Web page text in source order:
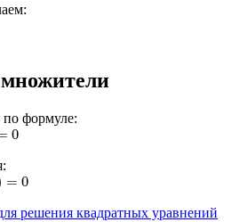
по формуле:
решения квадратных уравнений